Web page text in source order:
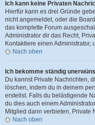
Ich kann keine Privaten
Hierfür kann es drei Gründe
nicht angemeldet, oder die
das komplette Forum
Administrator dir das Recht,
Kontaktiere einen Administrator,
Nach oben
Ich bekomme ständig
Du kannst Private Nachrichten,
löschen, indem du in deinem
erstellst. Falls du belästigende
du dies auch einem
Mitglied dann verbieten, Private
Nach oben